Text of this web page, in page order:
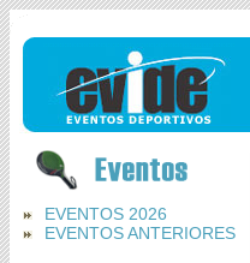
EVENTOS 2026
EVENTOS ANTERIORES